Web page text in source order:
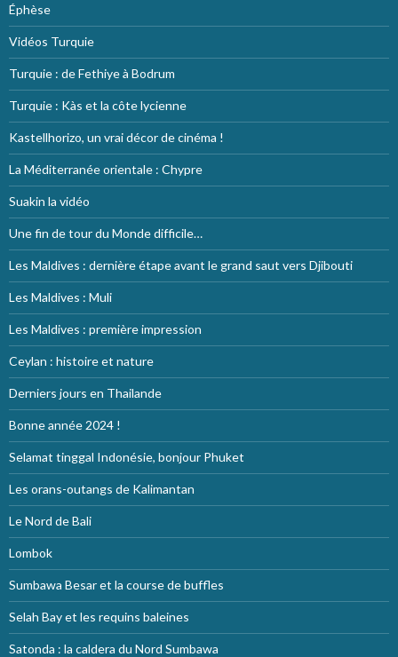
Éphèse
Vidéos Turquie
Turquie : de Fethiye à Bodrum
Turquie : Kàs et la côte lycienne
Kastellhorizo, un vrai décor de cinéma !
La Méditerranée orientale : Chypre
Suakin la vidéo
Une fin de tour du Monde difficile…
Les Maldives : dernière étape avant le grand saut vers Djibouti
Les Maldives : Muli
Les Maldives : première impression
Ceylan : histoire et nature
Derniers jours en Thailande
Bonne année 2024 !
Selamat tinggal Indonésie, bonjour Phuket
Les orans-outangs de Kalimantan
Le Nord de Bali
Lombok
Sumbawa Besar et la course de buffles
Selah Bay et les requins baleines
Satonda : la caldera du Nord Sumbawa